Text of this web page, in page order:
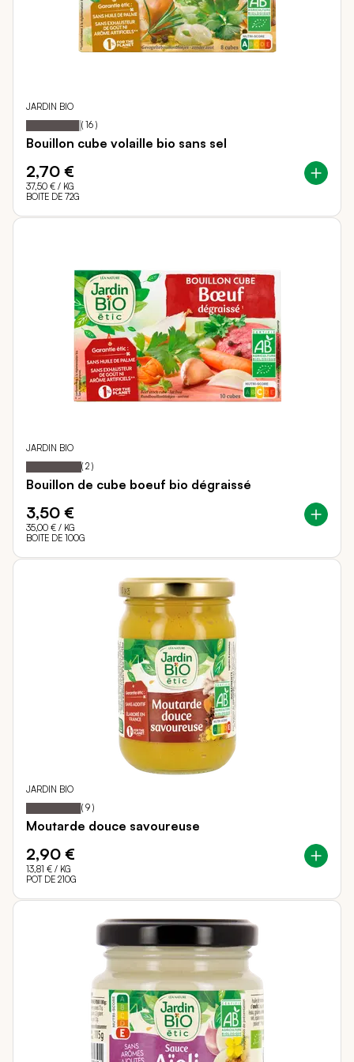
JARDIN BIO
Notation: 95
% of
( 16 )
Bouillon cube volaille bio sans sel
2,70 €
37,50 € / KG
BOITE DE 72G
JARDIN BIO
Notation: 100
% of
( 2 )
Bouillon de cube boeuf bio dégraissé
3,50 €
35,00 € / KG
BOITE DE 100G
JARDIN BIO
Notation: 98
% of
( 9 )
Moutarde douce savoureuse
2,90 €
13,81 € / KG
POT DE 210G